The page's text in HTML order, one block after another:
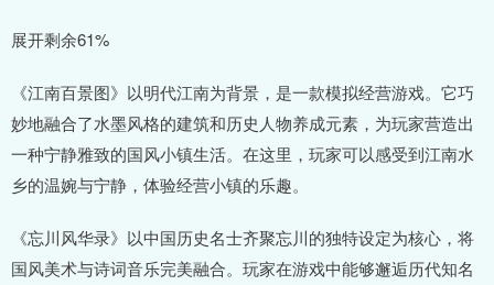
展开剩余61%
《江南百景图》以明代江南为背景，是一款模拟经营游戏。它巧
妙地融合了水墨风格的建筑和历史人物养成元素，为玩家营造出
一种宁静雅致的国风小镇生活。在这里，玩家可以感受到江南水
乡的温婉与宁静，体验经营小镇的乐趣。
《忘川风华录》以中国历史名士齐聚忘川的独特设定为核心，将
国风美术与诗词音乐完美融合。玩家在游戏中能够邂逅历代知名